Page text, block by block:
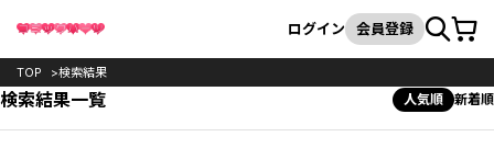
検索
ログイン 会員登録カート
TOP 検索結果
検索結果一覧 人気順 新着順